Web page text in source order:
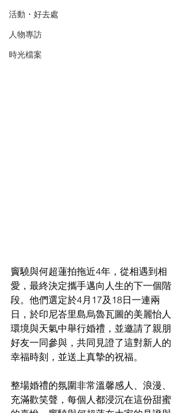
活動・好去處
人物專訪
時光檔案
竇驍與何超蓮拍拖近4年，從相遇到相
愛，最終決定攜手邁向人生的下一個階
段。他們選定於4月17及18日一連兩
日，於印尼峇里島烏魯瓦圖的美麗怡人
環境與天氣中舉行婚禮，並邀請了親朋
好友一同參與，共同見證了這對新人的
幸福時刻，並送上真摯的祝福。
整場婚禮的氛圍非常溫馨感人、浪漫、
充滿歡笑聲，每個人都浸沉在這份甜蜜